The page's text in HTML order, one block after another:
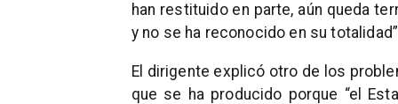
han restituido en parte, aún queda
y no se ha reconocido en su
El dirigente explicó otro de los
que se ha producido porque “el